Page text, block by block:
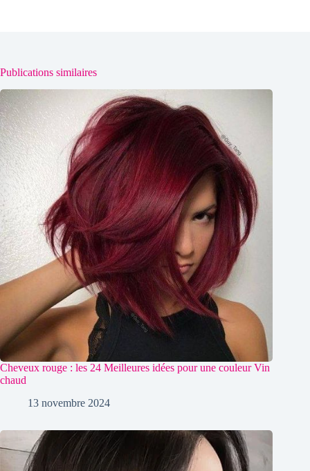
Publications similaires
Cheveux rouge : les 24 Meilleures idées pour une couleur Vin
chaud
13 novembre 2024